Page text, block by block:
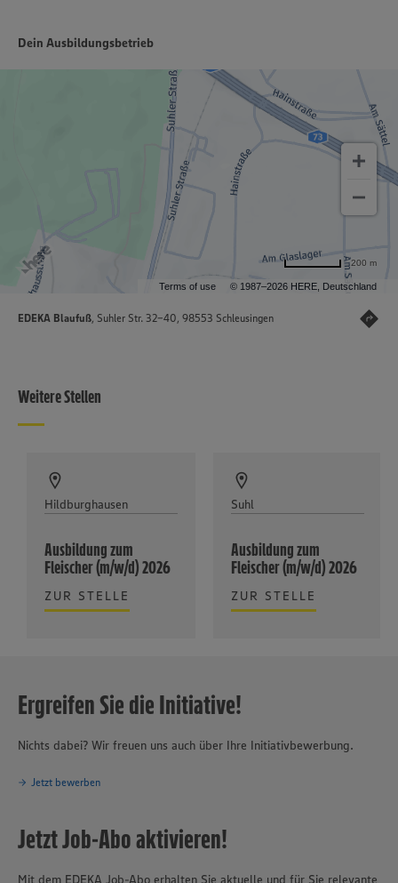
Dein Ausbildungsbetrieb
Terms of use © 1987–2026 HERE, Deutschland
200 m
EDEKA Blaufuß, Suhler Str. 32-40, 98553 Schleusingen
Weitere Stellen
Hildburghausen
Ausbildung zum
Fleischer (m/w/d) 2026
ZUR STELLE
Suhl
Ausbildung zum
Fleischer (m/w/d) 2026
ZUR STELLE
Ergreifen Sie die Initiative!
Nichts dabei? Wir freuen uns auch über Ihre Initiativbewerbung.
Jetzt bewerben
Jetzt Job-Abo aktivieren!
Mit dem EDEKA Job-Abo erhalten Sie aktuelle und für Sie relevante